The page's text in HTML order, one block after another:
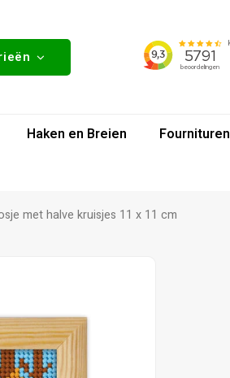
Haken en Breien Fournituren
met halve kruisjes 11 x 11 cm